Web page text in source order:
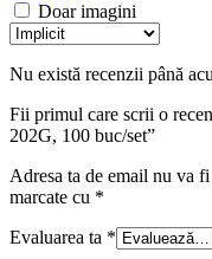
Doar imagini
Nu există recenzii până
Fii primul care scrii o
202G, 100 buc/set”
Adresa ta de email nu va
marcate cu *
Evaluarea ta *